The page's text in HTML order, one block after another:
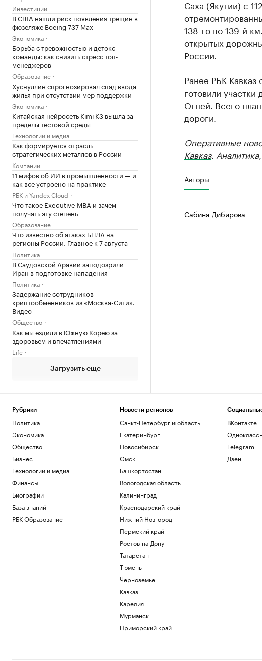
Инвестиции
В США нашли риск появления трещин в
фюзеляже Boeing 737 Max
Экономика
Борьба с тревожностью и детокс
команды: как снизить стресс топ-
менеджеров
Образование
Хуснуллин спрогнозировал спад ввода
жилья при отсутствии мер поддержки
Экономика
Китайская нейросеть Kimi K3 вышла за
пределы тестовой среды
Технологии и медиа
Как формируется отрасль
стратегических металлов в России
Компании
11 мифов об ИИ в промышленности — и
как все устроено на практике
РБК и Yandex Cloud
Что такое Executive MBA и зачем
получать эту степень
Образование
Что известно об атаках БПЛА на
регионы России. Главное к 7 августа
Политика
В Саудовской Аравии заподозрили
Иран в подготовке нападения
Политика
Задержание сотрудников
криптообменников из «Москва-Сити».
Видео
Общество
Как мы ездили в Южную Корею за
здоровьем и впечатлениями
Life
Загрузить еще
Саха (Якутии) с
138-го по 139-й
открытых
России.
Ранее РБК Кавказ
готовили
Огней. Всего
дороги.
Оперативные
Кавказ.
Авторы
Сабина Дибирова
Рубрики
Политика
Экономика
Общество
Бизнес
Технологии и медиа
Финансы
Биографии
База знаний
РБК Образование
Новости регионов
Санкт-Петербург и область
Екатеринбург
Новосибирск
Омск
Башкортостан
Вологодская область
Калининград
Краснодарский край
Нижний Новгород
Пермский край
Ростов-на-Дону
Татарстан
Тюмень
Черноземье
Кавказ
Карелия
Мурманск
Приморский край
ВКонтакте
Telegram
Дзен